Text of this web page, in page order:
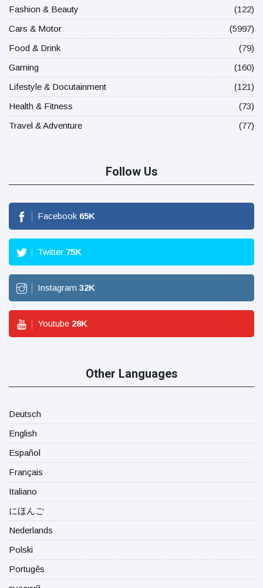
Fashion & Beauty
(122)
Cars & Motor
(5997)
Food & Drink
(79)
Gaming
(160)
Lifestyle & Docutainment
(121)
Health & Fitness
(73)
Travel & Adventure
(77)
Follow Us
Facebook 65K
Twitter 75K
Instagram 32K
Youtube 28K
Other Languages
Deutsch
English
Español
Français
Italiano
にほんご
Nederlands
Polski
Portugês